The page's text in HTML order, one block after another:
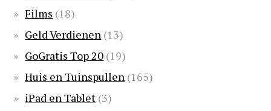
Films (18)
Geld Verdienen (13)
GoGratis Top 20 (19)
Huis en Tuinspullen (165)
iPad en Tablet (3)